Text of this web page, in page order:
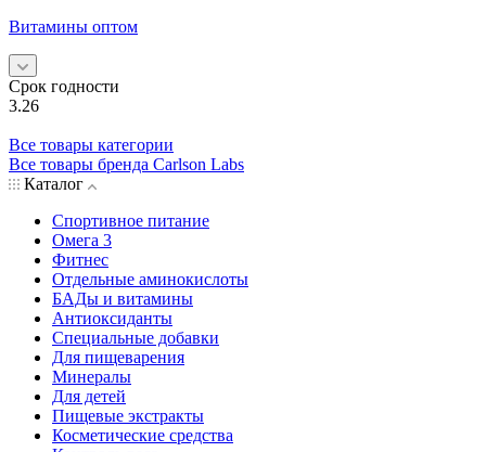
Витамины оптом
Срок годности
3.26
Все товары категории
Все товары бренда Carlson Labs
Каталог
Спортивное питание
Омега 3
Фитнес
Отдельные аминокислоты
БАДы и витамины
Антиоксиданты
Специальные добавки
Для пищеварения
Минералы
Для детей
Пищевые экстракты
Косметические средства